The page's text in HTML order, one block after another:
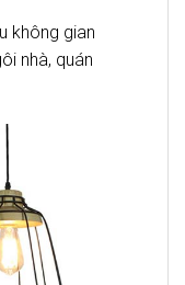
không gian
nhà, quán